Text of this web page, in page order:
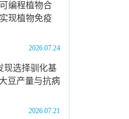
编程植物合
现植物免疫
2026.07.24
现选择驯化基
豆产量与抗病
2026.07.21